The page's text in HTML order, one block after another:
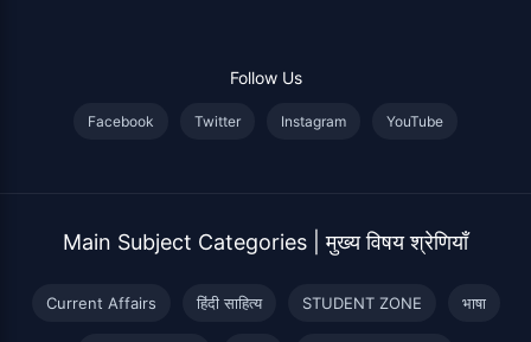
Follow Us
Facebook Twitter Instagram YouTube
Main Subject Categories | मुख्य विषय श्रेणियाँ
Current Affairs हिंदी साहित्य STUDENT ZONE भाषा